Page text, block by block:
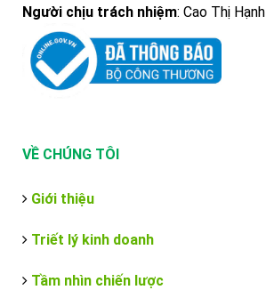
Người chịu trách nhiệm: Cao Thị Hạnh
VỀ CHÚNG TÔI
Giới thiệu
Triết lý kinh doanh
Tầm nhìn chiến lược